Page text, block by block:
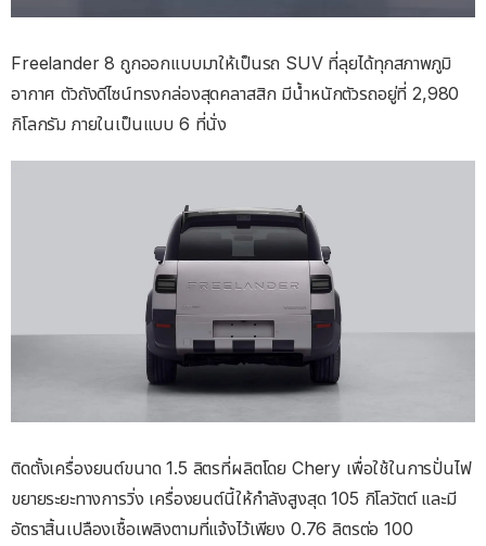
Freelander 8 ถูกออกแบบมาให้เป็นรถ SUV ที่ลุยได้ทุกสภาพภูมิ
อากาศ ตัวถังดีไซน์ทรงกล่องสุดคลาสสิก มีน้ำหนักตัวรถอยู่ที่ 2,980
กิโลกรัม ภายในเป็นแบบ 6 ที่นั่ง
ติดตั้งเครื่องยนต์ขนาด 1.5 ลิตรที่ผลิตโดย Chery เพื่อใช้ในการปั่นไฟ
ขยายระยะทางการวิ่ง เครื่องยนต์นี้ให้กำลังสูงสุด 105 กิโลวัตต์ และมี
อัตราสิ้นเปลืองเชื้อเพลิงตามที่แจ้งไว้เพียง 0.76 ลิตรต่อ 100